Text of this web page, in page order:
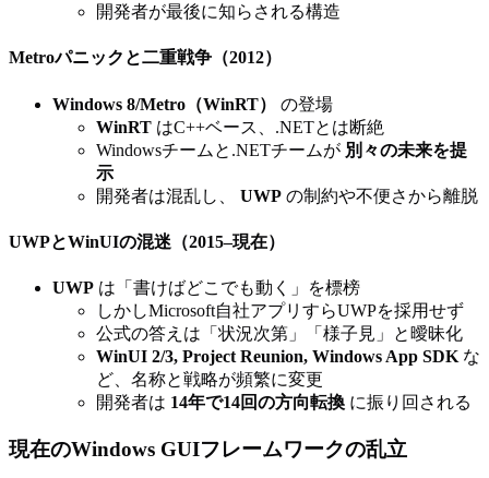
開発者が最後に知らされる構造
Metroパニックと二重戦争（2012）
Windows 8/Metro（WinRT）
の登場
WinRT はC++ベース、.NETとは断絶
Windowsチームと.NETチームが 別々の未来を提
示
開発者は混乱し、 UWP の制約や不便さから離脱
UWPとWinUIの混迷（2015–現在）
UWP は「書けばどこでも動く」を標榜
しかしMicrosoft自社アプリすらUWPを採用せず
公式の答えは「状況次第」「様子見」と曖昧化
WinUI 2/3, Project Reunion, Windows App SDK な
ど、名称と戦略が頻繁に変更
開発者は 14年で14回の方向転換 に振り回される
現在のWindows GUIフレームワークの乱立